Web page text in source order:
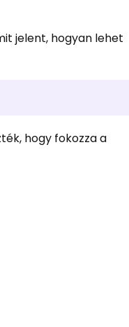
jelent, hogyan lehet
hogy fokozza a